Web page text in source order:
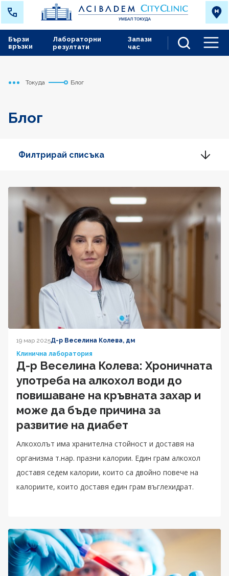
Лабораторни
резултати
Запази
час
Бързи
връзки
Начало
Токуда Блог
Блог
Филтрирай списъка
19 мар 2025Д-р Веселина Колева, дм
Клинична лаборатория
Д-р Веселина Колева: Хроничната
употреба на алкохол води до
повишаване на кръвната захар и
може да бъде причина за
развитие на диабет
Алкохолът има хранителна стойност и доставя на
организма т.нар. празни калории. Един грам алкохол
доставя седем калории, които са двойно повече на
калориите, които доставя един грам въглехидрат.